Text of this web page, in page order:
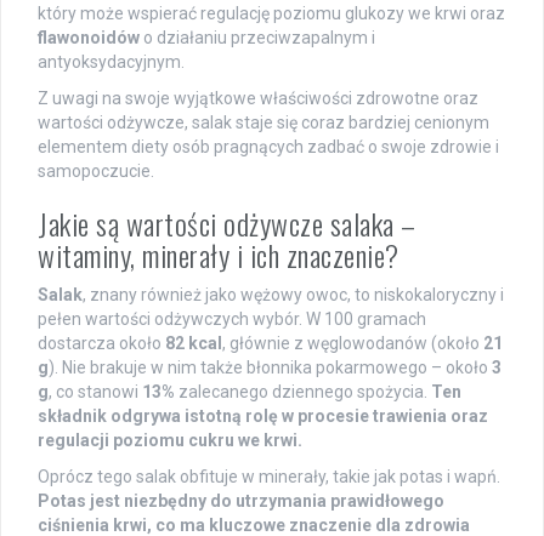
który może wspierać regulację poziomu glukozy we krwi oraz
flawonoidów o działaniu przeciwzapalnym i
antyoksydacyjnym.
Z uwagi na swoje wyjątkowe właściwości zdrowotne oraz
wartości odżywcze, salak staje się coraz bardziej cenionym
elementem diety osób pragnących zadbać o swoje zdrowie i
samopoczucie.
Jakie są wartości odżywcze salaka –
witaminy, minerały i ich znaczenie?
Salak, znany również jako wężowy owoc, to niskokaloryczny i
pełen wartości odżywczych wybór. W 100 gramach
dostarcza około 82 kcal , głównie z węglowodanów (około 21
g). Nie brakuje w nim także błonnika pokarmowego – około 3
g, co stanowi 13% zalecanego dziennego spożycia. Ten
składnik odgrywa istotną rolę w procesie trawienia oraz
regulacji poziomu cukru we krwi.
Oprócz tego salak obfituje w minerały, takie jak potas i wapń.
Potas jest niezbędny do utrzymania prawidłowego
ciśnienia krwi, co ma kluczowe znaczenie dla zdrowia